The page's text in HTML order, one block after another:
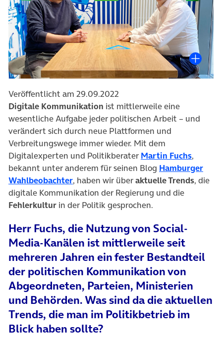
Veröffentlicht am 29.09.2022
Digitale Kommunikation ist mittlerweile eine
wesentliche Aufgabe jeder politischen Arbeit – und
verändert sich durch neue Plattformen und
Verbreitungswege immer wieder. Mit dem
Digitalexperten und Politikberater Martin Fuchs(öffnet
,
bekannt unter anderem für seinen Blog Hamburger
Wahlbeobachter(öffnet in neuem Tab)
, haben wir überaktuelle Trends, die
digitale Kommunikation der Regierung und die
Fehlerkultur in der Politik gesprochen.
Herr Fuchs, die Nutzung von Social-
Media-Kanälen ist mittlerweile seit
mehreren Jahren ein fester Bestandteil
der politischen Kommunikation von
Abgeordneten, Parteien, Ministerien
und Behörden. Was sind da die aktuellen
Trends, die man im Politikbetrieb im
Blick haben sollte?